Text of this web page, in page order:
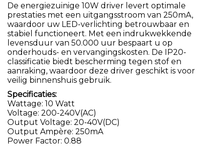
De energiezuinige 10W driver levert optimale
prestaties met een uitgangsstroom van 250mA,
waardoor uw LED-verlichting betrouwbaar en
stabiel functioneert. Met een indrukwekkende
levensduur van 50.000 uur bespaart u op
onderhouds- en vervangingskosten. De IP20-
classificatie biedt bescherming tegen stof en
aanraking, waardoor deze driver geschikt is voor
veilig binnenshuis gebruik.
Specificaties:
Wattage: 10 Watt
Voltage: 200-240V(AC)
Output Voltage: 20-40V(DC)
Output Ampère: 250mA
Power Factor: 0.88